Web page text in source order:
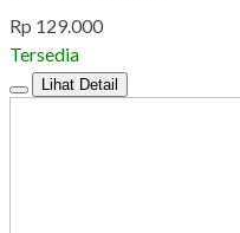
Rp 129.000
Tersedia
Lihat Detail